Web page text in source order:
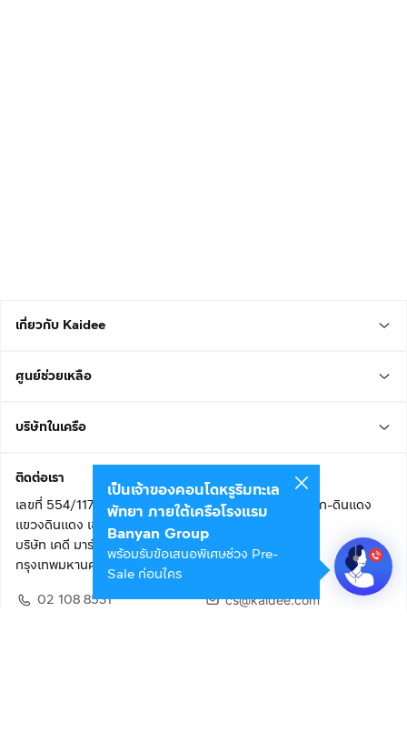
เกี่ยวกับ Kaidee
ศูนย์ช่วยเหลือ
บริษัทในเครือ
ติดต่อเรา
เลขที่ 554/117 อาคารสกายไนน์ เซ็นเตอร์ ชั้น 22 ถนนอโศก-ดินแดง
แขวงดินแดง เขตดินแดง
บริษัท เคดี มาร์เก็ตเพลส จำกัด (สำนักงานใหญ่)
กรุงเทพมหานคร 10400
02 108 8531
cs@kaidee.com
เป็นเจ้าของคอนโดหรูริมทะเล
พัทยา ภายใต้เครือโรงแรม
Banyan Group
พร้อมรับข้อเสนอพิเศษช่วง Pre-
Sale ก่อนใคร